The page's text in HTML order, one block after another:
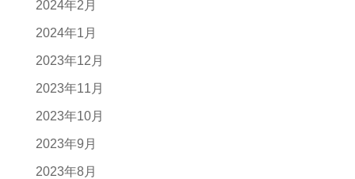
2024年2月
2024年1月
2023年12月
2023年11月
2023年10月
2023年9月
2023年8月